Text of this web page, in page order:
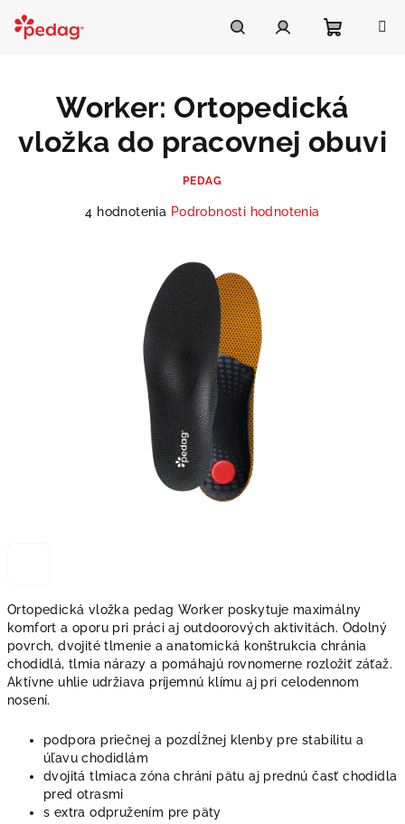
obsah
košík
Ortopedická vložka pedag Worker poskytuje maximálny
komfort a oporu pri práci aj outdoorových aktivitách. Odolný
povrch, dvojité tlmenie a anatomická konštrukcia chránia
chodidlá, tlmia nárazy a pomáhajú rovnomerne rozložiť záťaž.
Aktívne uhlie udržiava príjemnú klímu aj pri celodennom
nosení.
podpora priečnej a pozdĺžnej klenby pre stabilitu a
úľavu chodidlám
dvojitá tlmiaca zóna chráni pätu aj prednú časť chodidla
pred otrasmi
s extra odpružením pre päty
Worker: Ortopedická
vložka do pracovnej obuvi
PEDAG
Priemerné
hviezdičiek.
4 hodnotenia Podrobnosti hodnotenia
Asistent Pedag